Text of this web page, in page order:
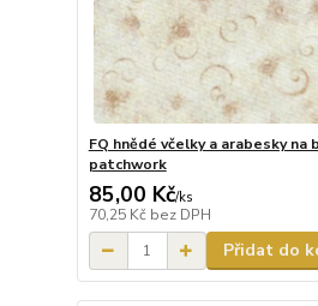
FQ hnědé včelky a arabesky na
patchwork
85,00 Kč/ks
70,25 Kč bez DPH
Přidat do